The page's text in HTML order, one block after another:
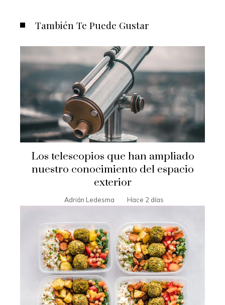
También Te Puede Gustar
Los telescopios que han ampliado
nuestro conocimiento del espacio
exterior
Adrián Ledesma Hace 2 días